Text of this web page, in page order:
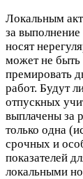
Локальным
за
носят
может не быть
премировать
работ. Будут
отпускных
выплачены за
только одна
срочных и
показателей
локальными